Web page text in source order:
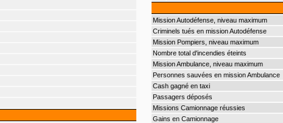
Mission Autodéfense, niveau maximum
Criminels tués en mission Autodéfense
Mission Pompiers, niveau maximum
Nombre total d'incendies éteints
Mission Ambulance, niveau maximum
Personnes sauvées en mission Ambulance
Cash gagné en taxi
Passagers déposés
Missions Camionnage réussies
Gains en Camionnage